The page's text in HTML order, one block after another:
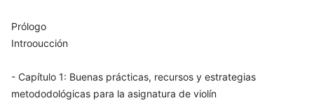
Prólogo
Introoucción
- Capítulo 1: Buenas prácticas, recursos y estrategias
metododológicas para la asignatura de violín